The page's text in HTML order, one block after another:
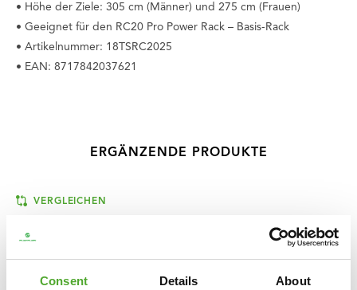
Consent Details About
• Höhe der Ziele: 305 cm (Männer) und 275 cm (Frauen)
• Geeignet für den RC20 Pro Power Rack – Basis-Rack
• Artikelnummer: 18TSRC2025
• EAN: 8717842037621
ERGÄNZENDE PRODUKTE
VERGLEICHEN